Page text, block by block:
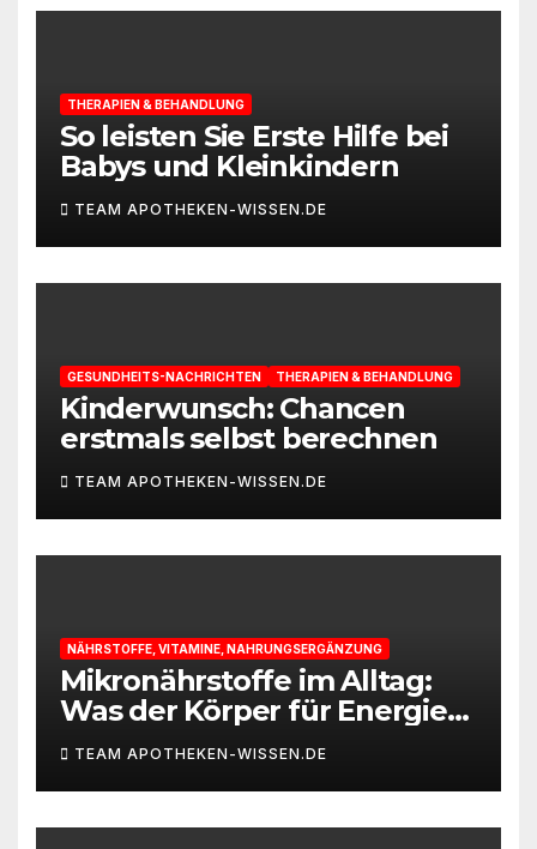
THERAPIEN & BEHANDLUNG
So leisten Sie Erste Hilfe bei
Babys und Kleinkindern
TEAM APOTHEKEN-WISSEN.DE
GESUNDHEITS-NACHRICHTEN THERAPIEN & BEHANDLUNG
Kinderwunsch: Chancen
erstmals selbst berechnen
TEAM APOTHEKEN-WISSEN.DE
NÄHRSTOFFE, VITAMINE, NAHRUNGSERGÄNZUNG
Mikronährstoffe im Alltag:
Was der Körper für Energie
und Leistungsfähigkeit
braucht
TEAM APOTHEKEN-WISSEN.DE